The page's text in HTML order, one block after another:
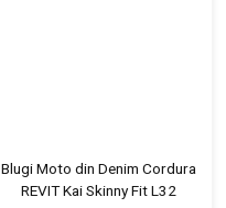
Blugi Moto din Denim Cordura
REVIT Kai Skinny Fit L32